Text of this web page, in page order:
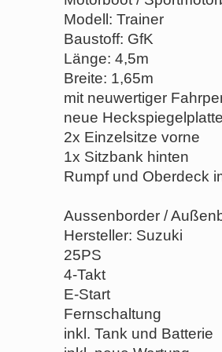
Modell: Trainer
Baustoff: GfK
Länge: 4,5m
Breite: 1,65m
mit neuwertiger
neue
2x Einzelsitze vorne
1x Sitzbank hinten
Rumpf und Oberdeck
Aussenborder /
Hersteller: Suzuki
25PS
4-Takt
E-Start
Fernschaltung
inkl. Tank und Batterie